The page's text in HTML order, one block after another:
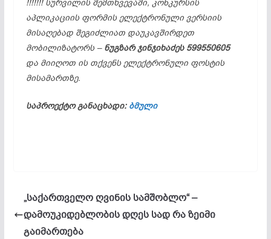
!!!!!!! სურვილის შემთხვევაში, კონკურსის
აპლიკაციის ფორმის ელექტრონული ვერსიის
მისაღებად შეგიძლიათ დაუკავშირდეთ
მობილიზატორს – ნუგზარ ჯინჯიხაძეს 599550605
და მიიღოთ ის თქვენს ელექტრონული ფოსტის
მისამართზე.
საპროექტო განაცხადი: ბმული
„საქართველო ღვინის სამშობლო“ –
დამოუკიდებლობის დღეს სად რა ზეიმი
გაიმართება